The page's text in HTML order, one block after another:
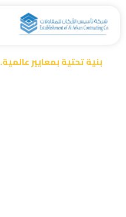
المحتوى
بنية تحتية بمعايير عالمية.